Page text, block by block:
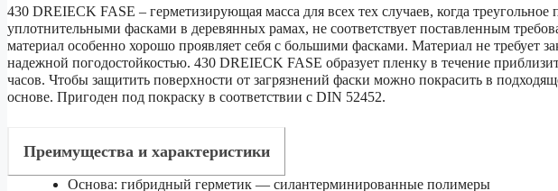
430 DREIECK FASE – герметизирующая масса для всех тех случаев, когда
уплотнительными фасками в деревянных рамах, не соответствует поставленным
материал особенно хорошо проявляет себя с большими фасками. Материал не требует
надежной погодостойкостью. 430 DREIECK FASE образует пленку в течение
часов. Чтобы защитить поверхности от загрязнений фаски можно покрасить в
основе. Пригоден под покраску в соответствии с DIN 52452.
Преимущества и характеристики
Основа: гибридный герметик — силантерминированные полимеры